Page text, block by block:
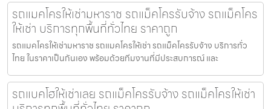
รถแมคโครให้เช่ามหาราช รถแม็คโครรับจ้าง รถแม็คโคร
ให้เช่า บริการทุกพื้นที่ทั่วไทย ราคาถูก
รถแมคโครให้เช่ามหาราช รถแมคโครให้เช่า รถแม็คโครรับจ้าง บริการทั่ว
ไทย ในราคาเป็นกันเอง พร้อมด้วยทีมงานที่มีประสบการณ์ และ
รถแบคโฮให้เช่าเลย รถแม็คโครรับจ้าง รถแม็คโครให้เช่า